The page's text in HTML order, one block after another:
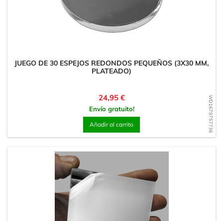
WD1679757736
JUEGO DE 30 ESPEJOS REDONDOS PEQUEÑOS (3X30 MM,
PLATEADO)
Precio
24,95 €
Envío gratuito!
Añadir al carrito